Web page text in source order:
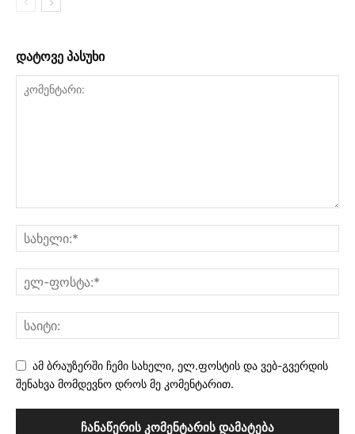
დატოვე პასუხი
ამ ბრაუზერში ჩემი სახელი, ელ.ფოსტის და ვებ-გვერდის
შენახვა მომდევნო დროს მე კომენტარით.